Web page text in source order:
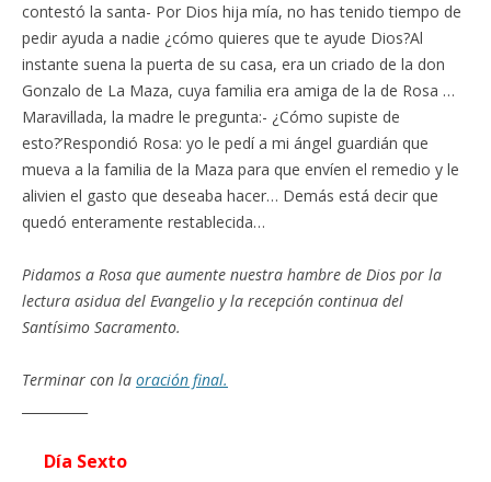
contestó la santa- Por Dios hija mía, no has tenido tiempo de
pedir ayuda a nadie ¿cómo quieres que te ayude Dios?Al
instante suena la puerta de su casa, era un criado de la don
Gonzalo de La Maza, cuya familia era amiga de la de Rosa …
Maravillada, la madre le pregunta:- ¿Cómo supiste de
esto?’Respondió Rosa: yo le pedí a mi ángel guardián que
mueva a la familia de la Maza para que envíen el remedio y le
alivien el gasto que deseaba hacer… Demás está decir que
quedó enteramente restablecida…
Pidamos a Rosa que aumente nuestra hambre de Dios por la
lectura asidua del Evangelio y la recepción continua del
Santísimo Sacramento.
Terminar con la oración final.
Día Sexto